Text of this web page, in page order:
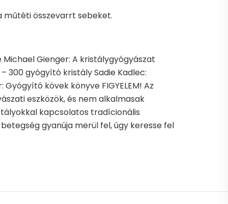
műtéti összevarrt sebeket.
Gienger: A kristálygyógyászat
300 gyógyító kristály Sadie Kadlec:
kövek könyve FIGYELEM! Az
eszközök, és nem alkalmasak
kapcsolatos tradícionális
gyanúja merül fel, úgy keresse fel